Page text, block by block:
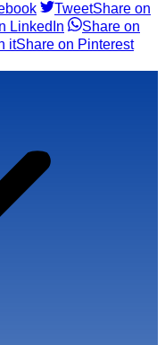
TweetShare on
LinkedIn
Share on
itShare on Pinterest